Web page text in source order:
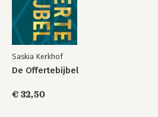
Saskia Kerkhof
De Offertebijbel
€ 32,50